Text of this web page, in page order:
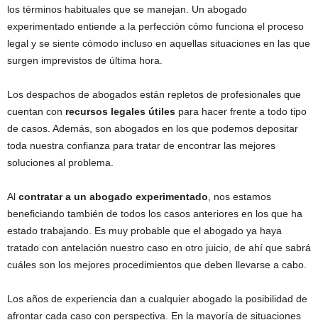
los términos habituales que se manejan. Un abogado
experimentado entiende a la perfección cómo funciona el proceso
legal y se siente cómodo incluso en aquellas situaciones en las que
surgen imprevistos de última hora.
Los despachos de abogados están repletos de profesionales que
cuentan con recursos legales útiles para hacer frente a todo tipo
de casos. Además, son abogados en los que podemos depositar
toda nuestra confianza para tratar de encontrar las mejores
soluciones al problema.
Al contratar a un abogado experimentado , nos estamos
beneficiando también de todos los casos anteriores en los que ha
estado trabajando. Es muy probable que el abogado ya haya
tratado con antelación nuestro caso en otro juicio, de ahí que sabrá
cuáles son los mejores procedimientos que deben llevarse a cabo.
Los años de experiencia dan a cualquier abogado la posibilidad de
afrontar cada caso con perspectiva. En la mayoría de situaciones